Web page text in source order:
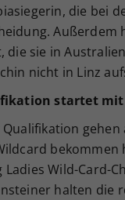
die bei
die sie in
nicht in Linz
startet
Qualifikation
bekommen
Ladies Wild-Card-
halten die